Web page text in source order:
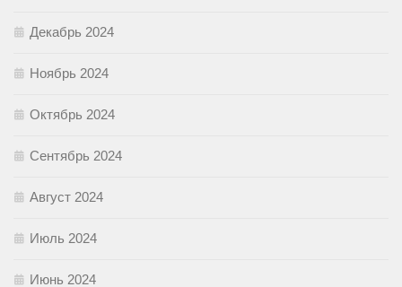
Декабрь 2024
Ноябрь 2024
Октябрь 2024
Сентябрь 2024
Август 2024
Июль 2024
Июнь 2024